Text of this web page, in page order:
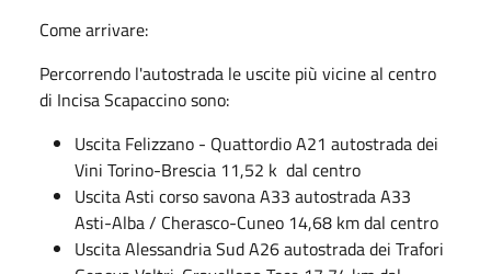
Come arrivare:
Percorrendo l'autostrada le uscite più vicine al centro
di Incisa Scapaccino sono:
Uscita Felizzano - Quattordio A21 autostrada dei
Vini Torino-Brescia 11,52 k dal centro
Uscita Asti corso savona A33 autostrada A33
Asti-Alba / Cherasco-Cuneo 14,68 km dal centro
Uscita Alessandria Sud A26 autostrada dei Trafori